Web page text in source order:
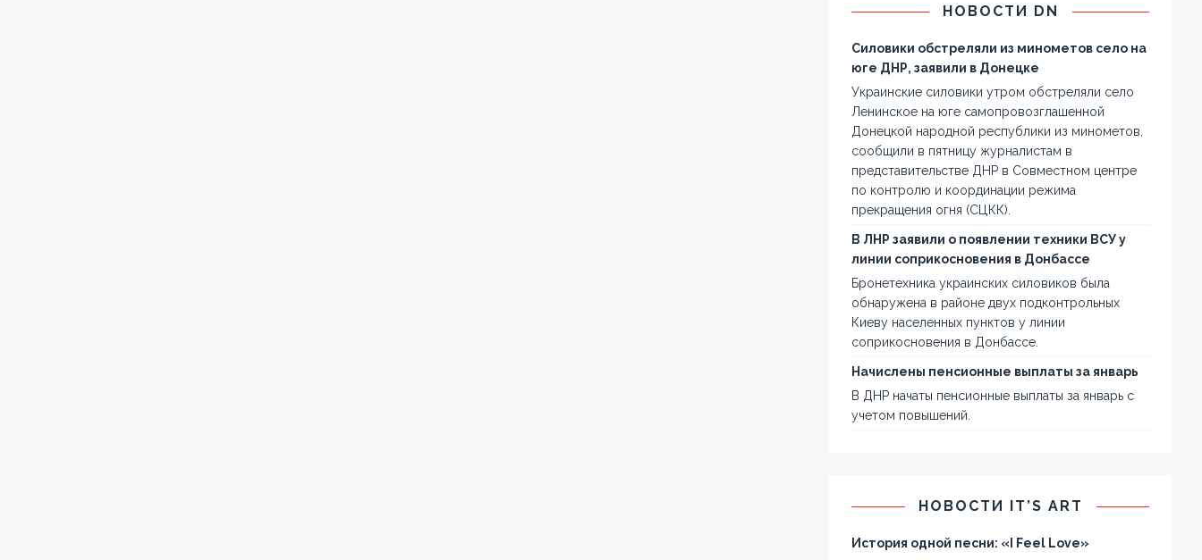
НОВОСТИ DN
Силовики обстреляли из минометов село на
юге ДНР, заявили в Донецке
Украинские силовики утром обстреляли село
Ленинское на юге самопровозглашенной
Донецкой народной республики из минометов,
сообщили в пятницу журналистам в
представительстве ДНР в Совместном центре
по контролю и координации режима
прекращения огня (СЦКК).
В ЛНР заявили о появлении техники ВСУ у
линии соприкосновения в Донбассе
Бронетехника украинских силовиков была
обнаружена в районе двух подконтрольных
Киеву населенных пунктов у линии
соприкосновения в Донбассе.
Начислены пенсионные выплаты за январь
В ДНР начаты пенсионные выплаты за январь с
учетом повышений.
НОВОСТИ IT’S ART
История одной песни: «I Feel Love»